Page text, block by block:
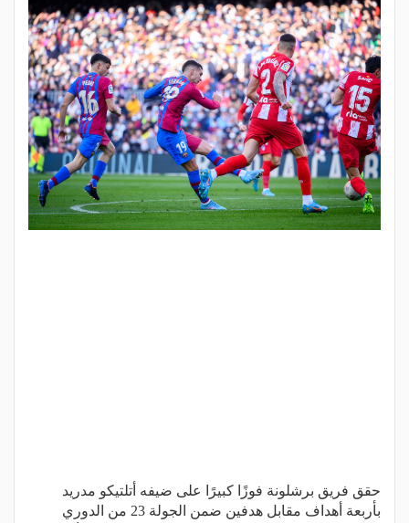
حقق فريق برشلونة فوزًا كبيرًا على ضيفه أتلتيكو مدريد
بأربعة أهداف مقابل هدفين ضمن الجولة 23 من الدوري